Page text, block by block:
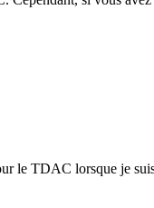
le TDAC lorsque je